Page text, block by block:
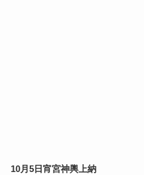
10月5日宵宮神輿上納